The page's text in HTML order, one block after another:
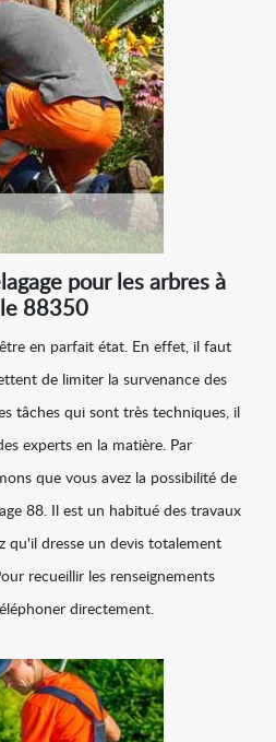
pour les arbres à
le 88350
en parfait état. En effet, il faut
de limiter la survenance des
tâches qui sont très techniques, il
experts en la matière. Par
que vous avez la possibilité de
88. Il est un habitué des travaux
qu'il dresse un devis totalement
recueillir les renseignements
directement.